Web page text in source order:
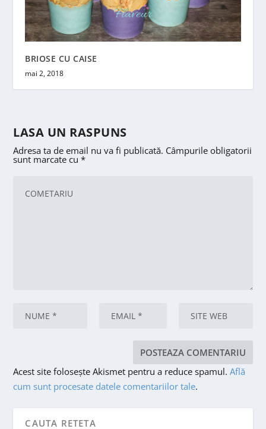
BRIOSE CU CAISE
mai 2, 2018
LASA UN RASPUNS
Adresa ta de email nu va fi publicată. Câmpurile obligatorii
sunt marcate cu*
Acest site folosește Akismet pentru a reduce spamul.Află
cum sunt procesate datele comentariilor tale.